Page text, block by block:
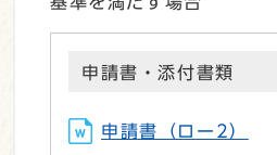
申請書・添付書類
申請書（ロー2）